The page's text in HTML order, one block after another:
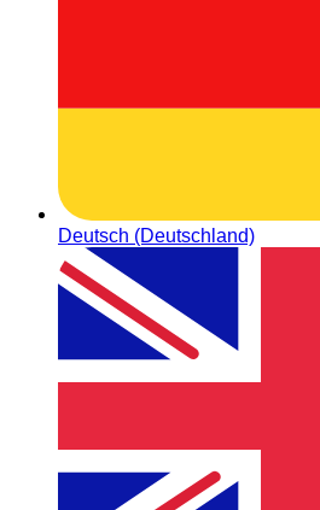
Deutsch (Deutschland)